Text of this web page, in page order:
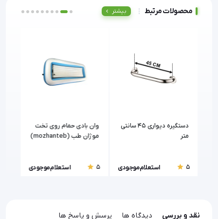
محصولات مرتبط بیشتر
دستگیره دیواری 45 سانتی
متر
5 استعلام موجودی
وان بادی حمام روی تخت
موژان طب (mozhanteb)
5 استعلام موجودی
نقد و بررسی دیدگاه ها پرسش و پاسخ ها